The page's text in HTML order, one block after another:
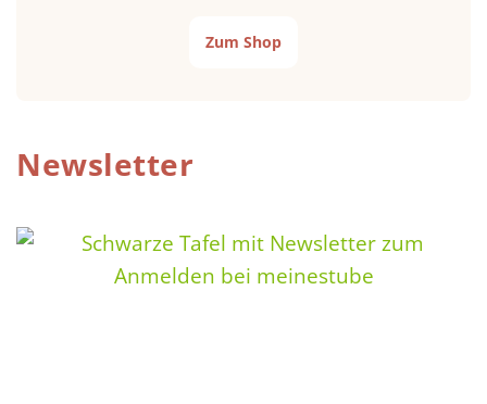
Zum Shop
Newsletter